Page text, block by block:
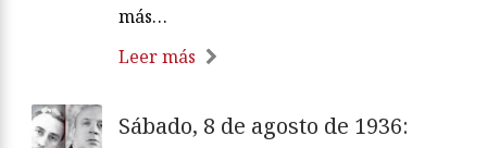
más…
Leer más
Sábado, 8 de agosto de 1936: